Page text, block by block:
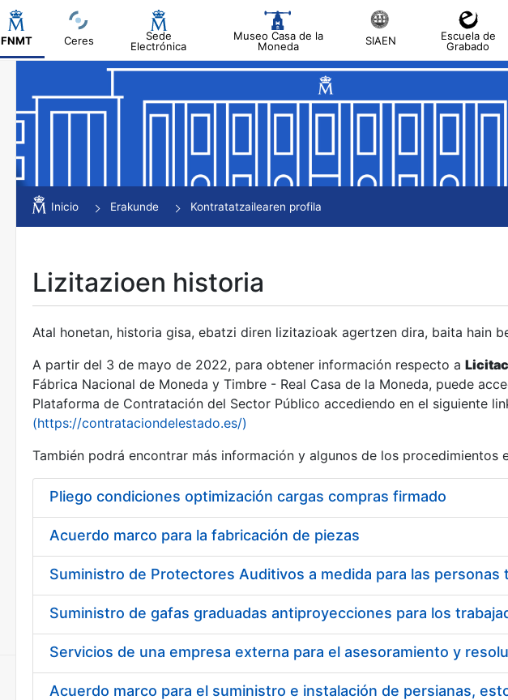
FNMT Ceres
Sede
Electrónica
Museo Casa de la
Moneda
SIAEN
Escuela de
Grabado
Erakutsi/Ezkutatu
Erakutsi/Ezkutatu
Erakutsi/Ezkutatu
Erakutsi/Ezkutatu
Erakutsi/Ezkutatu
Erakutsi/Ezkutatu
Erakutsi/Ezkutatu
Inicio Erakunde Kontratatzailearen profila
Lizitazioen historia
Atal honetan, historia gisa, ebatzi diren lizitazioak agertzen dira, baita hain
A partir del 3 de mayo de 2022, para obtener información respecto a
Fábrica Nacional de Moneda y Timbre - Real Casa de la Moneda, puede
Plataforma de Contratación del Sector Público accediendo en el siguiente
(https://contrataciondelestado.es/)
También podrá encontrar más información y algunos de los procedimientos
Pliego condiciones optimización cargas compras firmado
Acuerdo marco para la fabricación de piezas
Acuerdo marco para el suministro e instalación de persianas,